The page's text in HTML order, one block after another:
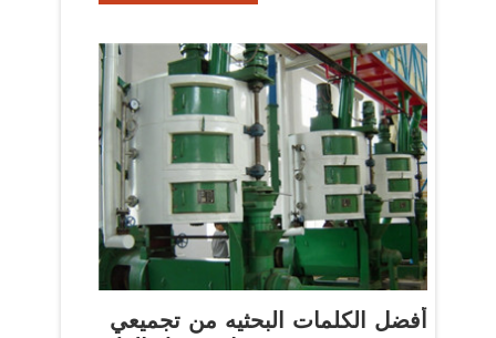
أفضل الكلمات البحثيه من تجميعي